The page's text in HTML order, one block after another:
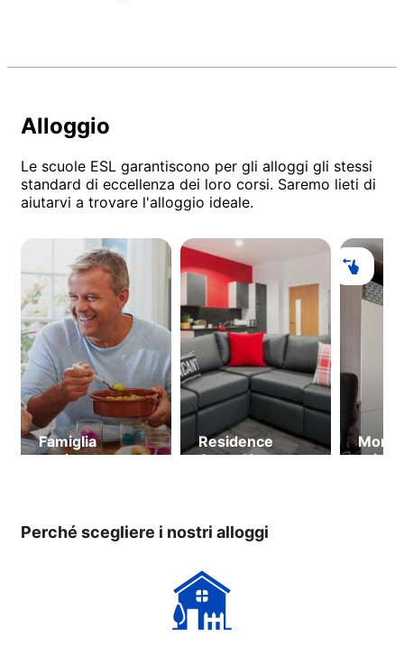
Alloggio
Le scuole ESL garantiscono per gli alloggi gli stessi
standard di eccellenza dei loro corsi. Saremo lieti di
aiutarvi a trovare l'alloggio ideale.
Famiglia
ospitante
Residence
Arran House
privati
Perché scegliere i nostri alloggi